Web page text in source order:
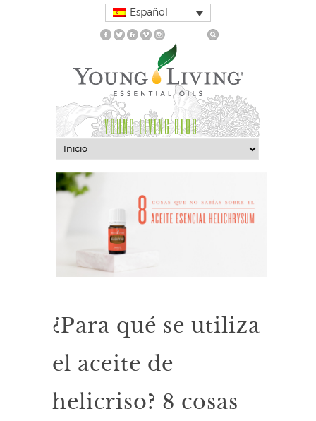
Español
YOUNG LIVING BLOG
¿Para qué se utiliza
el aceite de
helicriso? 8 cosas